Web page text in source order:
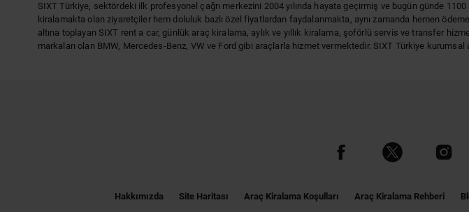
SIXT Türkiye, sektördeki ilk profesyonel çağrı merkezini 2004 yılında hayata geçirmiş ve bugün günde
kiralamakta olan ziyaretçiler hem doluluk bazlı özel fiyatlardan faydalanmakta, aynı zamanda hemen
altına toplayan SIXT rent a car, günlük araç kiralama, aylık ve yıllık kiralama, şoförlü servis ve transfer
markaları olan BMW, Mercedes-Benz, VW ve Ford gibi araçlarla hizmet vermektedir. SIXT Türkiye
Hakkımızda Site Haritası Araç Kiralama Koşulları Araç Kiralama Rehberi